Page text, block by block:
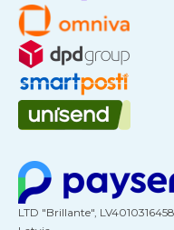
LTD "Brillante",